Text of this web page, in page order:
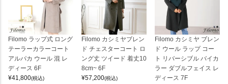
Filomo ラップ式 ロング
テーラーカラーコート
アルパカ ウール 混 レ
ディース 6F
¥41,800(税込)
Filomo カシミヤブレン
ド チェスターコート ロ
ング丈 ツイード 着丈10
8cm~ 6F
¥57,200(税込)
Filomo カシミヤ ブレン
ド ウール ラップ コー
ト リバーシブル バイカ
ラー ダブルフェイス レ
ディース 7F